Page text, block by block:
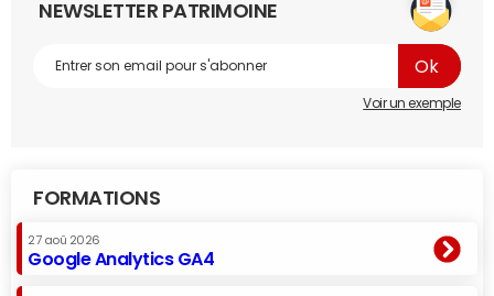
NEWSLETTER PATRIMOINE
Voir un exemple
FORMATIONS
27 aoû 2026
Google Analytics GA4